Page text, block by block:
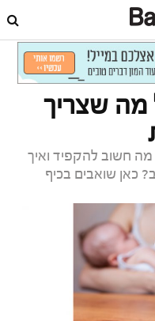
מה שצריך
חשוב להקפיד ואיך
כאן שואבים בכיף